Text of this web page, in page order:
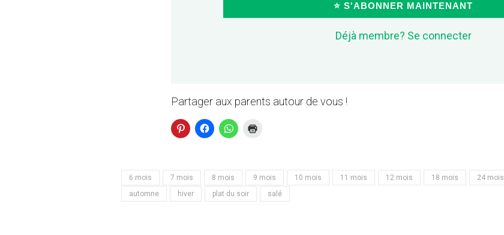
⭐ S'ABONNER MAINTENANT
Déjà membre? Se connecter
Partager aux parents autour de vous !
6 mois 7 mois 8 mois 9 mois 10 mois 11 mois 12 mois 18 mois 24 mois
automne
hiver plat du soir salé